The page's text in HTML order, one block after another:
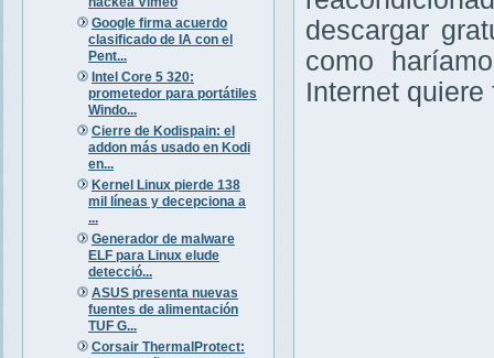
Google firma acuerdo
clasificado de IA con el
Pent...
Intel Core 5 320:
prometedor para portátiles
Windo...
Cierre de Kodispain: el
addon más usado en Kodi
en...
Kernel Linux pierde 138
mil líneas y decepciona a
...
Generador de malware
ELF para Linux elude
detecció...
ASUS presenta nuevas
fuentes de alimentación
TUF G...
Corsair ThermalProtect:
descargar
como
Internet